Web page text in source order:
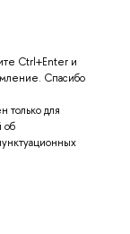
Ctrl+Enter и
Спасибо
только для
об